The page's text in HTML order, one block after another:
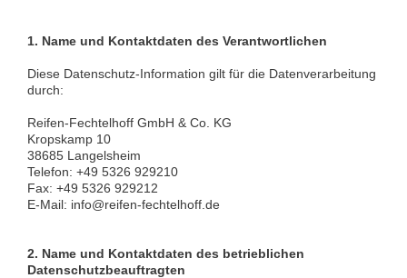
1. Name und Kontaktdaten des Verantwortlichen
Diese Datenschutz-Information gilt für die Datenverarbeitung
durch:
Reifen-Fechtelhoff GmbH & Co. KG
Kropskamp 10
38685 Langelsheim
Telefon: +49 5326 929210
Fax: +49 5326 929212
E-Mail: info@reifen-fechtelhoff.de
2. Name und Kontaktdaten des betrieblichen
Datenschutzbeauftragten